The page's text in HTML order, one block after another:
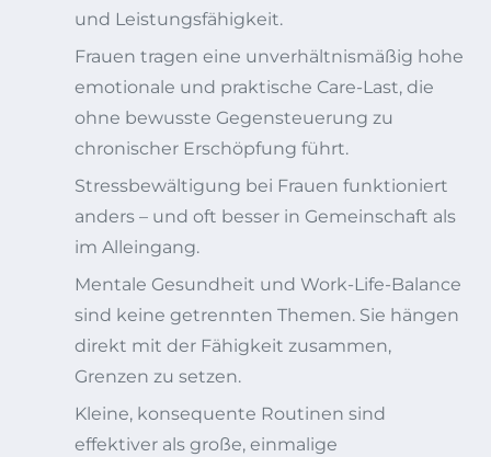
und Leistungsfähigkeit.
Frauen tragen eine unverhältnismäßig hohe
emotionale und praktische Care-Last, die
ohne bewusste Gegensteuerung zu
chronischer Erschöpfung führt.
Stressbewältigung bei Frauen funktioniert
anders – und oft besser in Gemeinschaft als
im Alleingang.
Mentale Gesundheit und Work-Life-Balance
sind keine getrennten Themen. Sie hängen
direkt mit der Fähigkeit zusammen,
Grenzen zu setzen.
Kleine, konsequente Routinen sind
effektiver als große, einmalige